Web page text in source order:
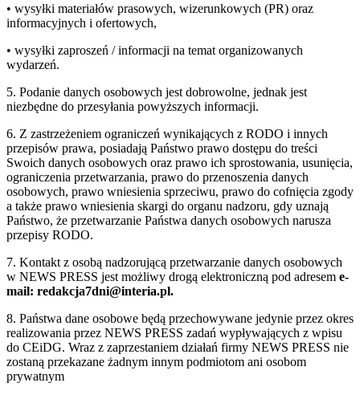
• wysyłki materiałów prasowych, wizerunkowych (PR) oraz
informacyjnych i ofertowych,
• wysyłki zaproszeń / informacji na temat organizowanych
wydarzeń.
5. Podanie danych osobowych jest dobrowolne, jednak jest
niezbędne do przesyłania powyższych informacji.
6. Z zastrzeżeniem ograniczeń wynikających z RODO i innych
przepisów prawa, posiadają Państwo prawo dostępu do treści
Swoich danych osobowych oraz prawo ich sprostowania, usunięcia,
ograniczenia przetwarzania, prawo do przenoszenia danych
osobowych, prawo wniesienia sprzeciwu, prawo do cofnięcia zgody
a także prawo wniesienia skargi do organu nadzoru, gdy uznają
Państwo, że przetwarzanie Państwa danych osobowych narusza
przepisy RODO.
7. Kontakt z osobą nadzorującą przetwarzanie danych osobowych
w NEWS PRESS jest możliwy drogą elektroniczną pod adresem e-
mail: redakcja7dni@interia.pl.
8. Państwa dane osobowe będą przechowywane jedynie przez okres
realizowania przez NEWS PRESS zadań wypływających z wpisu
do CEiDG. Wraz z zaprzestaniem działań firmy NEWS PRESS nie
zostaną przekazane żadnym innym podmiotom ani osobom
prywatnym